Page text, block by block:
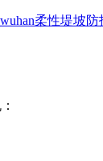
wuhan柔性堤坡